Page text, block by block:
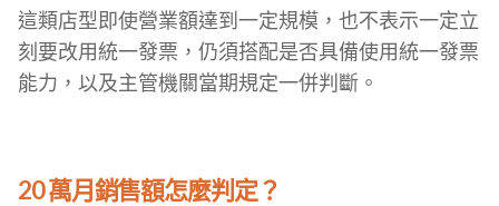
這類店型即使營業額達到一定規模，也不表示一定立
刻要改用統一發票，仍須搭配是否具備使用統一發票
能力，以及主管機關當期規定一併判斷。
20 萬月銷售額怎麼判定？